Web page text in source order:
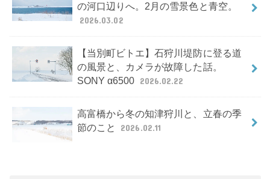
の河口辺りへ。2月の雪景色と青空。
2026.03.02
【当別町ビトエ】石狩川堤防に登る道
の風景と、カメラが故障した話。
SONY α6500 2026.02.22
高富橋から冬の知津狩川と、立春の季
節のこと
2026.02.11